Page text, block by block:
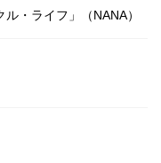
・ライフ」（NANA）